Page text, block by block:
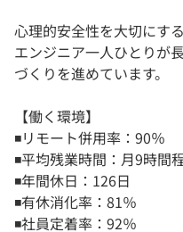
心理的安全性を大切にす
エンジニア一人ひとりが
づくりを進めています。
【働く環境】
◾️リモート併用率：90％
◾️平均残業時間：月9時間
◾️年間休日：126日
◾️有休消化率：81％
◾️社員定着率：92％